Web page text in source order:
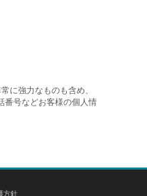
に強力なものも含め、
番号などお客様の個人情
方針